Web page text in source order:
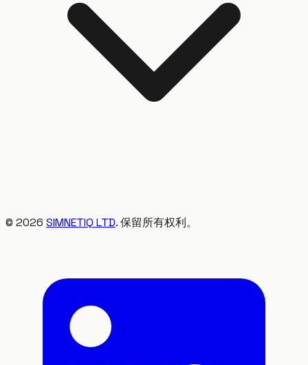
© 2026 SIMNETIQ LTD. 保留所有权利。